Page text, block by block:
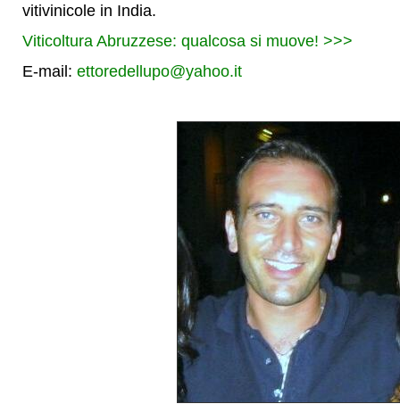
vitivinicole in India.
Viticoltura Abruzzese: qualcosa si muove! >>>
E-mail: ettoredellupo@yahoo.it